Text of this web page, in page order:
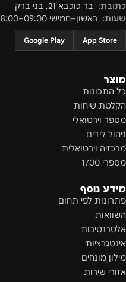
כתובת: בר כוכבא 21 , בני ברק
שעות: ראשון–חמישי 09:00–18:00
App Store
Google Play
מוצר
כל התכונות
הקלטת שיחות
מספר וירטואלי
ניהול לידים
מרכזיה וירטואלית
מספרי 1700
מידע נוסף
פתרונות לפי תחום
השוואות
אלטרנטיבות
אינטגרציות
מילון מונחים
אזורי שירות